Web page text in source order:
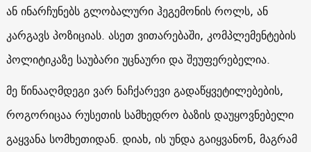
ან ინარჩუნებს გლობალური ჰეგემონის როლს, ან
კარგავს პოზიციას. ასეთ ვითარებაში, კომპლემენტების
პოლიტიკაზე საუბარი უცნაური და შეუფერებელია.
მე წინააღმდეგი ვარ ნაჩქარევი გადაწყვეტილებების,
როგორიცაა რუსეთის სამხედრო ბაზის დაუყოვნებელი
გაყვანა სომხეთიდან. დიახ, ის უნდა გაიყვანონ, მაგრამ